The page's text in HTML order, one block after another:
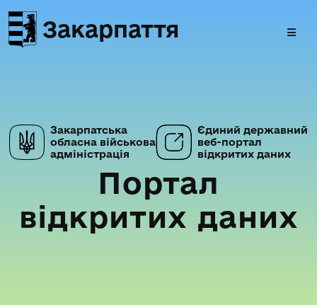
Закарпаття
Закарпатська
обласна військова
адміністрація
Єдиний державний
веб-портал
відкритих даних
Портал
відкритих даних